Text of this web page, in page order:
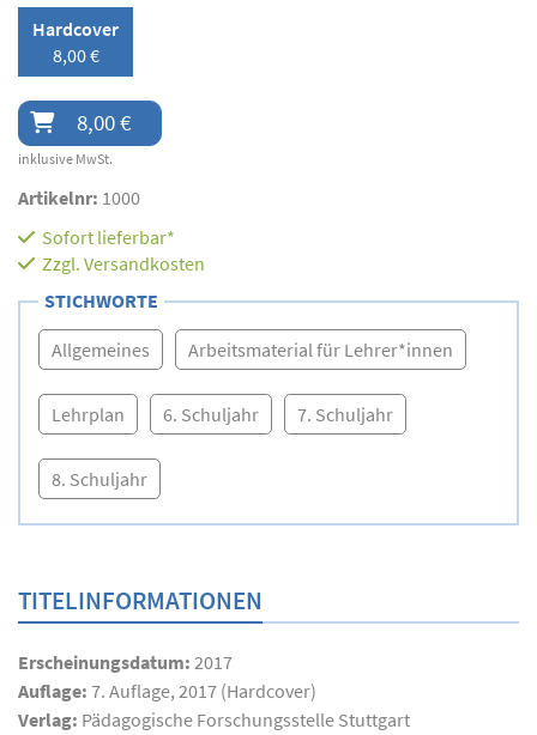
Hardcover
8,00 €
8,00 €
inklusive MwSt.
Artikelnr: 1000
Sofort lieferbar*
Zzgl. Versandkosten
STICHWORTE
Allgemeines Arbeitsmaterial für Lehrer*innen
Lehrplan 6. Schuljahr 7. Schuljahr
8. Schuljahr
TITELINFORMATIONEN
Erscheinungsdatum: 2017
Auflage: 7. Auflage, 2017 (Hardcover)
Verlag: Pädagogische Forschungsstelle Stuttgart